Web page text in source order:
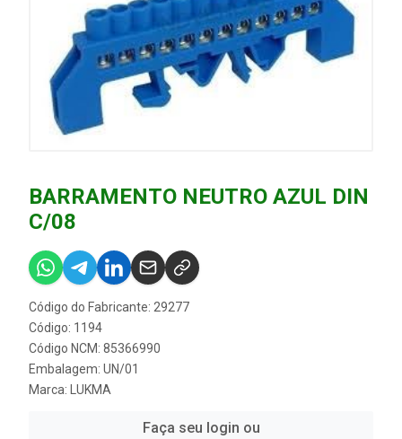
BARRAMENTO NEUTRO AZUL DIN
C/08
Código do Fabricante: 29277
Código: 1194
Código NCM: 85366990
Embalagem: UN/01
Marca:
LUKMA
Faça seu login ou